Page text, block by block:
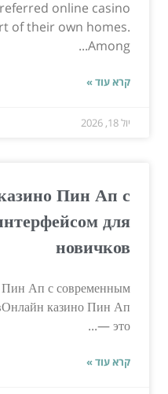
online casino
of their own homes.
Among...
קרא עוד »
יול 18, 2026
Пин Ап с
для
новичков
Ап с современным
казино Пин Ап
— это...
קרא עוד »